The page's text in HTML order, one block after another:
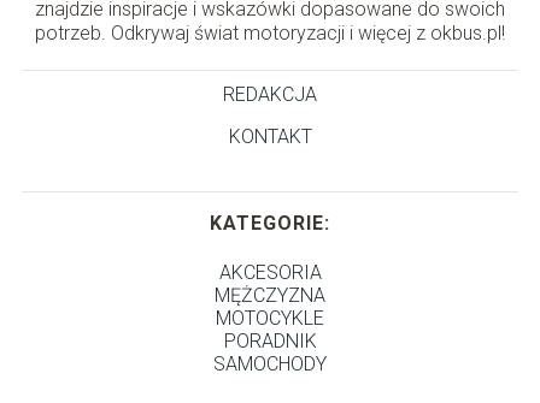
znajdzie inspiracje i wskazówki dopasowane do swoich
potrzeb. Odkrywaj świat motoryzacji i więcej z okbus.pl!
REDAKCJA
KONTAKT
KATEGORIE:
AKCESORIA
MĘŻCZYZNA
MOTOCYKLE
PORADNIK
SAMOCHODY